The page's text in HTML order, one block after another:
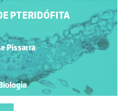
PTERIDÓFITA
Pissarra